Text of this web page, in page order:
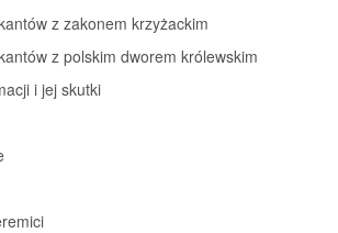
z zakonem krzyżackim
z polskim dworem królewskim
i jej skutki